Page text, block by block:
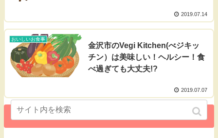
2019.07.14
おいしいお食事
金沢市のVegi Kitchen(べジキッ
チン）は美味しい！ヘルシー！食
べ過ぎても大丈夫!?
2019.07.07